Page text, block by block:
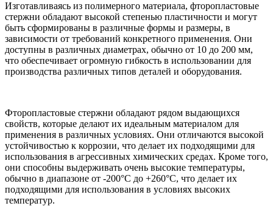
Изготавливаясь из полимерного материала, фторопластовые
стержни обладают высокой степенью пластичности и могут
быть сформированы в различные формы и размеры, в
зависимости от требований конкретного применения. Они
доступны в различных диаметрах, обычно от 10 до 200 мм,
что обеспечивает огромную гибкость в использовании для
производства различных типов деталей и оборудования.
Фторопластовые стержни обладают рядом выдающихся
свойств, которые делают их идеальным материалом для
применения в различных условиях. Они отличаются высокой
устойчивостью к коррозии, что делает их подходящими для
использования в агрессивных химических средах. Кроме того,
они способны выдерживать очень высокие температуры,
обычно в диапазоне от -200°С до +260°С, что делает их
подходящими для использования в условиях высоких
температур.